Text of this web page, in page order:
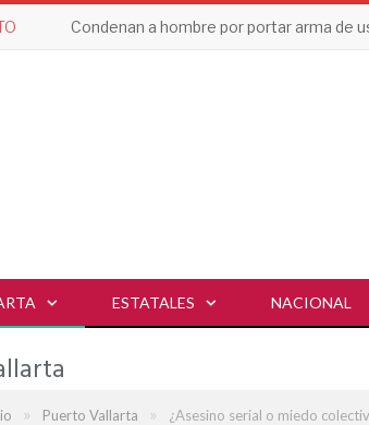
Condenan a hombre por portar arma de
ESTATALES NACIONAL
» Puerto Vallarta » ¿Asesino serial o miedo